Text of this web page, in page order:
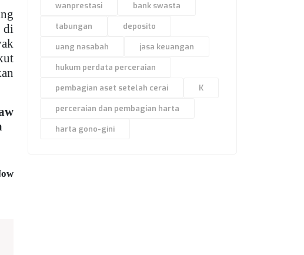
di
wanprestasi bank swasta
tabungan deposito
uang nasabah jasa keuangan
hukum perdata perceraian
pembagian aset setelah cerai K
perceraian dan pembagian harta
harta gono-gini